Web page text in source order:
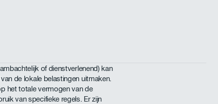
of dienstverlenend) kan
de lokale belastingen uitmaken.
het totale vermogen van de
van specifieke regels. Er zijn